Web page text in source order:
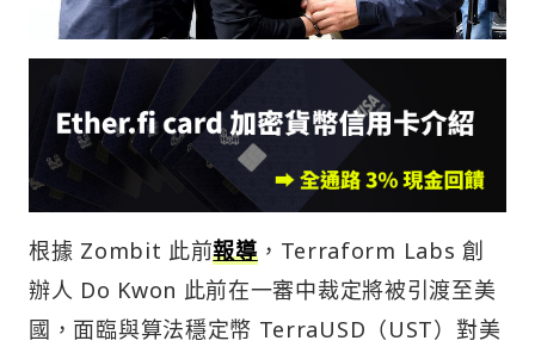
根據 Zombit 此前報導，Terraform Labs 創
辦人 Do Kwon 此前在一審中裁定將被引渡至美
國，面臨與算法穩定幣 TerraUSD（UST）對美